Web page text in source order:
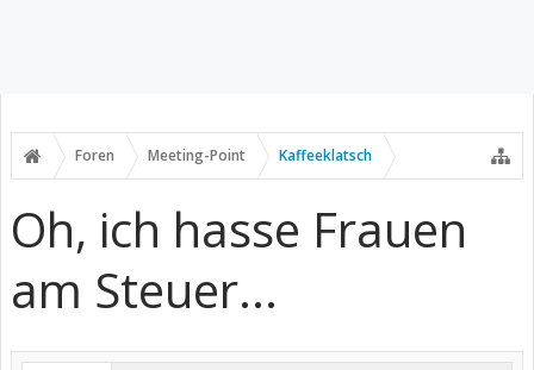
Foren Meeting-Point Kaffeeklatsch
Oh, ich hasse Frauen
am Steuer...